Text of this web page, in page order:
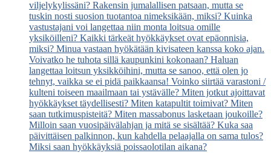
viljelykylissäni? Rakensin jumalallisen patsaan, mutta se
tuskin nosti suosion tuotantoa nimeksikään, miksi? Kuinka
vastustajani voi langettaa niin monta loitsua omille
yksiköilleni? Kaikki tärkeät hyökkäykset ovat epäonnisia,
miksi? Minua vastaan hyökätään kivisateen kanssa koko ajan.
Voivatko he tuhota sillä kaupunkini kokonaan? Haluan
langettaa loitsun yksikköihini, mutta se sanoo, että olen jo
tehnyt, vaikka se ei pidä paikkaansa! Voinko siirtää varastoni /
kulteni toiseen maailmaan tai ystävälle? Miten jotkut ajoittavat
hyökkäykset täydellisesti? Miten katapultit toimivat? Miten
saan tutkimuspisteitä? Miten massabonus lasketaan joukoille?
Milloin saan vuosipäivälahjan ja mitä se sisältää? Kuka saa
päivittäisen palkinnon, kun kahdella pelaajalla on sama tulos?
Miksi saan hyökkäyksiä poissaolotilan aikana?